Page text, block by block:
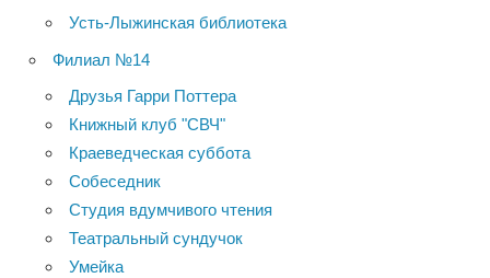
Усть-Лыжинская библиотека
Филиал №14
Друзья Гарри Поттера
Книжный клуб "СВЧ"
Краеведческая суббота
Собеседник
Студия вдумчивого чтения
Театральный сундучок
Умейка